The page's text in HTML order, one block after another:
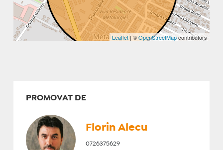
Leaflet | ©OpenStreetMapcontributors
PROMOVAT DE
Florin Alecu
0726375629